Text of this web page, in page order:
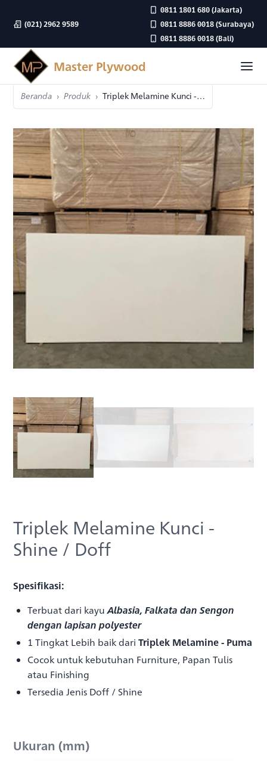
(021) 2962 9589
0811 1801 680(Jakarta)
0811 8886 0018(Surabaya)
0811 8886 0018(Bali)
Master Plywood
Beranda Produk Triplek Melamine Kunci - Shine / Doff
Triplek Melamine Kunci -
Shine / Doff
Spesifikasi:
Terbuat dari kayuAlbasia, Falkata dan Sengon
dengan lapisan polyester
1 Tingkat Lebih baik dariTriplek Melamine - Puma
Cocok untuk kebutuhan Furniture, Papan Tulis
atau Finishing
Tersedia Jenis Doff / Shine
Ukuran (mm)